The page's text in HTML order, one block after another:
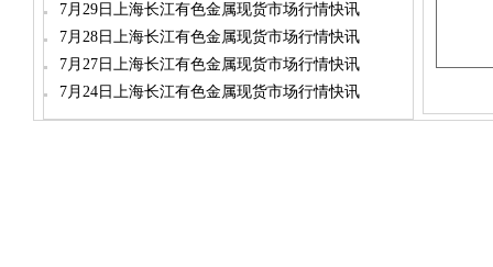
7月29日上海长江有色金属现货市场行情快讯
7月28日上海长江有色金属现货市场行情快讯
7月27日上海长江有色金属现货市场行情快讯
7月24日上海长江有色金属现货市场行情快讯